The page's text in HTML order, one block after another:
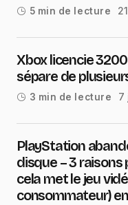
5 min de lecture
Xbox licencie
sépare de
3 min de lecture 7
PlayStation
disque – 3 raisons
cela met le jeu
consommateur)